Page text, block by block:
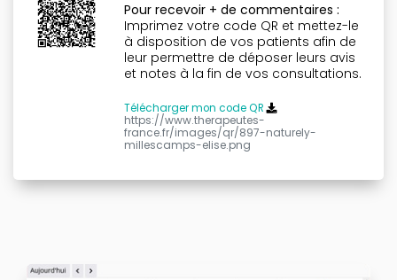
Pour recevoir + de commentaires :
Imprimez votre code QR et mettez-le
à disposition de vos patients afin de
leur permettre de déposer leurs avis
et notes à la fin de vos consultations.
Télécharger mon code QR
https://www.therapeutes-
france.fr/images/qr/897-naturely-
millescamps-elise.png